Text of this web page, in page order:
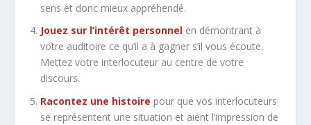
sens et donc mieux appréhendé.
Jouez sur l’intérêt personnel en démontrant à
votre auditoire ce qu’il a à gagner s’il vous écoute.
Mettez votre interlocuteur au centre de votre
discours.
Racontez une histoire pour que vos interlocuteurs
se représentent une situation et aient l’impression de